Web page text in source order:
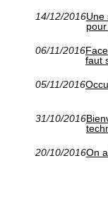
14/12/2016Une
06/11/2016
faut
05/11/2016
31/10/2016
20/10/2016On